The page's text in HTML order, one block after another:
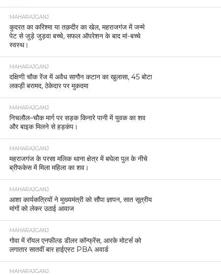
MAHARAJGANJ
कुदरत का करिश्मा या तक़दीर का खेल, महराजगंज में जन्मे
पेट से जुड़े जुड़वा बच्चे, सफल ऑपरेशन के बाद मां-बच्चे
स्वस्थ।
MAHARAJGANJ
दक्षिणी चौक रेंज में अवैध सागौन कटान का खुलासा, 45 बोटा
लकड़ी बरामद, ठेकेदार पर मुकदमा
MAHARAJGANJ
निचलौल–चौक मार्ग पर सड़क किनारे पानी में युवक का शव
और बाइक मिलने से हड़कंप।
MAHARAJGANJ
महराजगंज के परसा मलिक थाना क्षेत्र में बघेला पुल के नीचे
ब्रीफकेस में मिला महिला का शव।
MAHARAJGANJ
आशा कार्यकत्रियों ने मुख्यमंत्री को सौंपा ज्ञापन, सात सूत्रीय
मांगों को लेकर उठाई आवाज
MAHARAJGANJ
गोवा में रॉयल एनफील्ड डीलर कॉन्फ्रेंस, आरके मोटर्स को
लगातार सातवीं बार हाईएस्ट PBA अवार्ड
MAHARAJGANJ